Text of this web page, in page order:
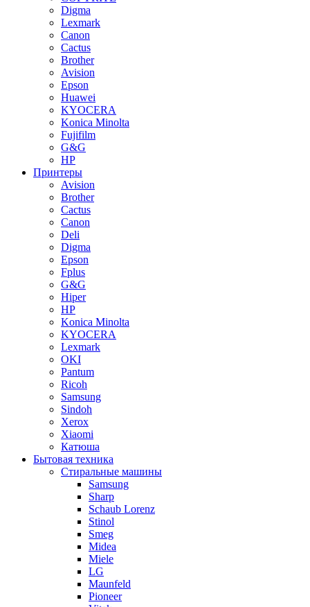
Digma
Lexmark
Canon
Cactus
Brother
Avision
Epson
Huawei
KYOCERA
Konica Minolta
Fujifilm
G&G
HP
Принтеры
Avision
Brother
Cactus
Canon
Deli
Digma
Epson
Fplus
G&G
Hiper
HP
Konica Minolta
KYOCERA
Lexmark
OKI
Pantum
Ricoh
Samsung
Sindoh
Xerox
Xiaomi
Катюша
Бытовая техника
Стиральные машины
Samsung
Sharp
Schaub Lorenz
Stinol
Smeg
Midea
Miele
LG
Maunfeld
Pioneer